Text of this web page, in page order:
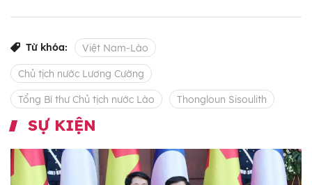
Từ khóa: Việt Nam-Lào
Chủ tịch nước Lương Cường
Tổng Bí thư Chủ tịch nước Lào Thongloun Sisoulith
SỰ KIỆN